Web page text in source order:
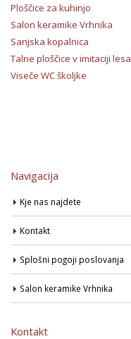
Ploščice za kuhinjo
Salon keramike Vrhnika
Sanjska kopalnica
Talne ploščice v imitaciji lesa
Viseče WC školjke
Navigacija
Kje nas najdete
Kontakt
Splošni pogoji poslovanja
Salon keramike Vrhnika
Kontakt